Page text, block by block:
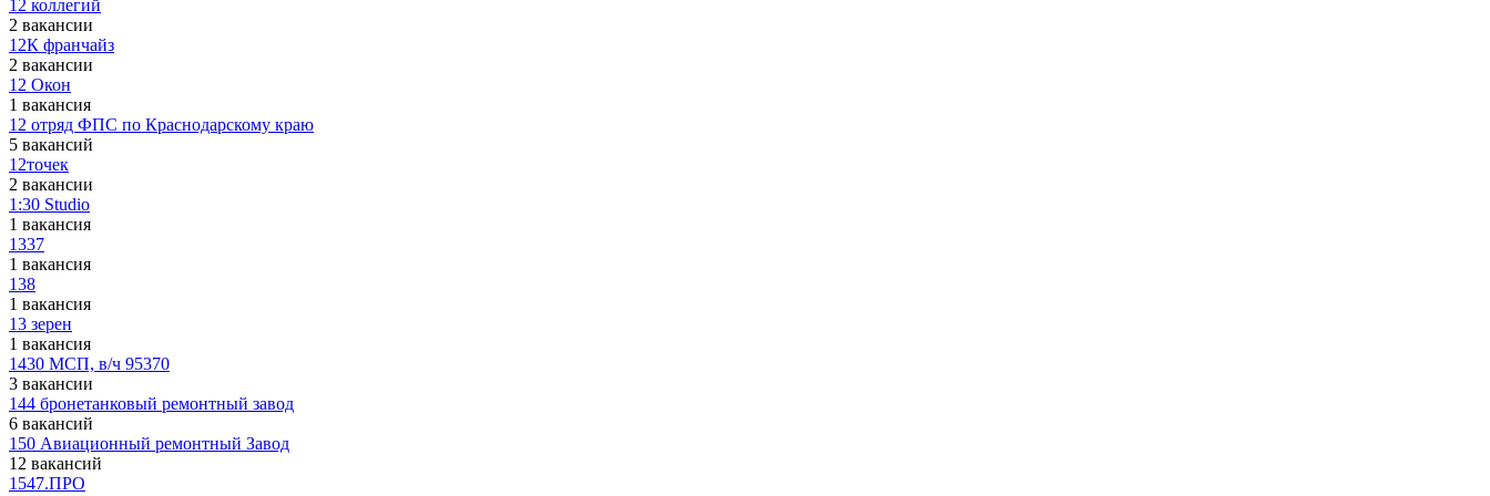
12 коллегий
2 вакансии
12К франчайз
2 вакансии
12 Окон
1 вакансия
12 отряд ФПС по Краснодарскому краю
5 вакансий
12точек
2 вакансии
1:30 Studio
1 вакансия
1337
1 вакансия
138
1 вакансия
13 зерен
1 вакансия
1430 МСП, в/ч 95370
3 вакансии
144 бронетанковый ремонтный завод
6 вакансий
150 Авиационный ремонтный Завод
12 вакансий
1547.ПРО